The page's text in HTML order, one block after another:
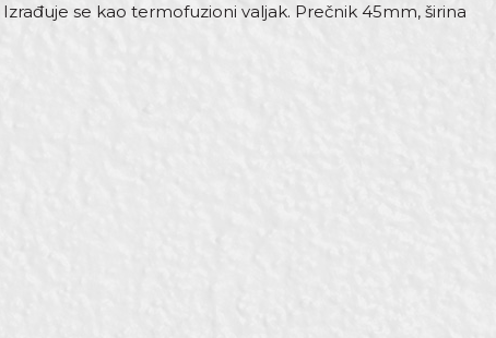
se kao termofuzioni valjak. Prečnik 45mm, širina